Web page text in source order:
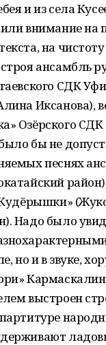
и из села
внимание на
на
ансамбль
СДК
Иксанова),
Озёрского СДК
бы не
песнях
Надо было
но и в звуке,
выстроен